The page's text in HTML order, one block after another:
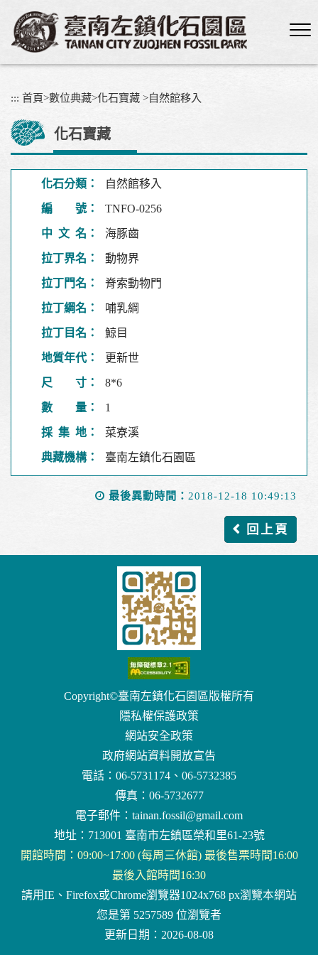
內
::: 首頁>數位典藏>化石寶藏 >自然館移入
化石寶藏
化石分類： 自然館移入
編 號： TNFO-0256
中 文 名： 海豚齒
拉丁界名： 動物界
拉丁門名： 脊索動物門
拉丁綱名： 哺乳綱
拉丁目名： 鯨目
地質年代： 更新世
尺 寸： 8*6
數 量： 1
採 集 地： 菜寮溪
典藏機構： 臺南左鎮化石園區
最後異動時間： 2018-12-18 10:49:13
回上頁
Copyright©臺南左鎮化石園區版權所有
隱私權保護政策
網站安全政策
政府網站資料開放宣告
電話：06-5731174、06-5732385
傳真：06-5732677
電子郵件： tainan.fossil@gmail.com
地址：713001 臺南市左鎮區榮和里61-23號
開館時間：09:00~17:00 (每周三休館) 最後售票時間16:00
最後入館時間16:30
請用IE、Firefox或Chrome瀏覽器1024x768 px瀏覽本網站
您是第 5257589 位瀏覽者
更新日期：2026-08-08